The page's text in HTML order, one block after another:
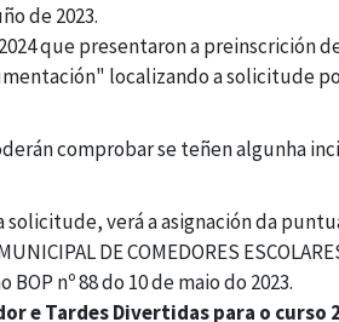
de 2023.
que presentaron a preinscrición
localizando a solicitude
comprobar se teñen algunha
solicitude, verá a asignación da
DE COMEDORES
BOP nº 88 do 10 de maio do 2023.
e Tardes Divertidas para o curso